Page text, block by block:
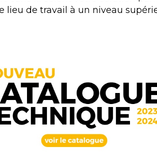
lieu de travail à un niveau